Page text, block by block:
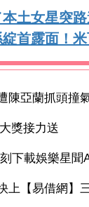
本土女星突
綻首露面！
亞蘭抓頭撞
獎接力送
下載娛樂星聞
上【易借網】